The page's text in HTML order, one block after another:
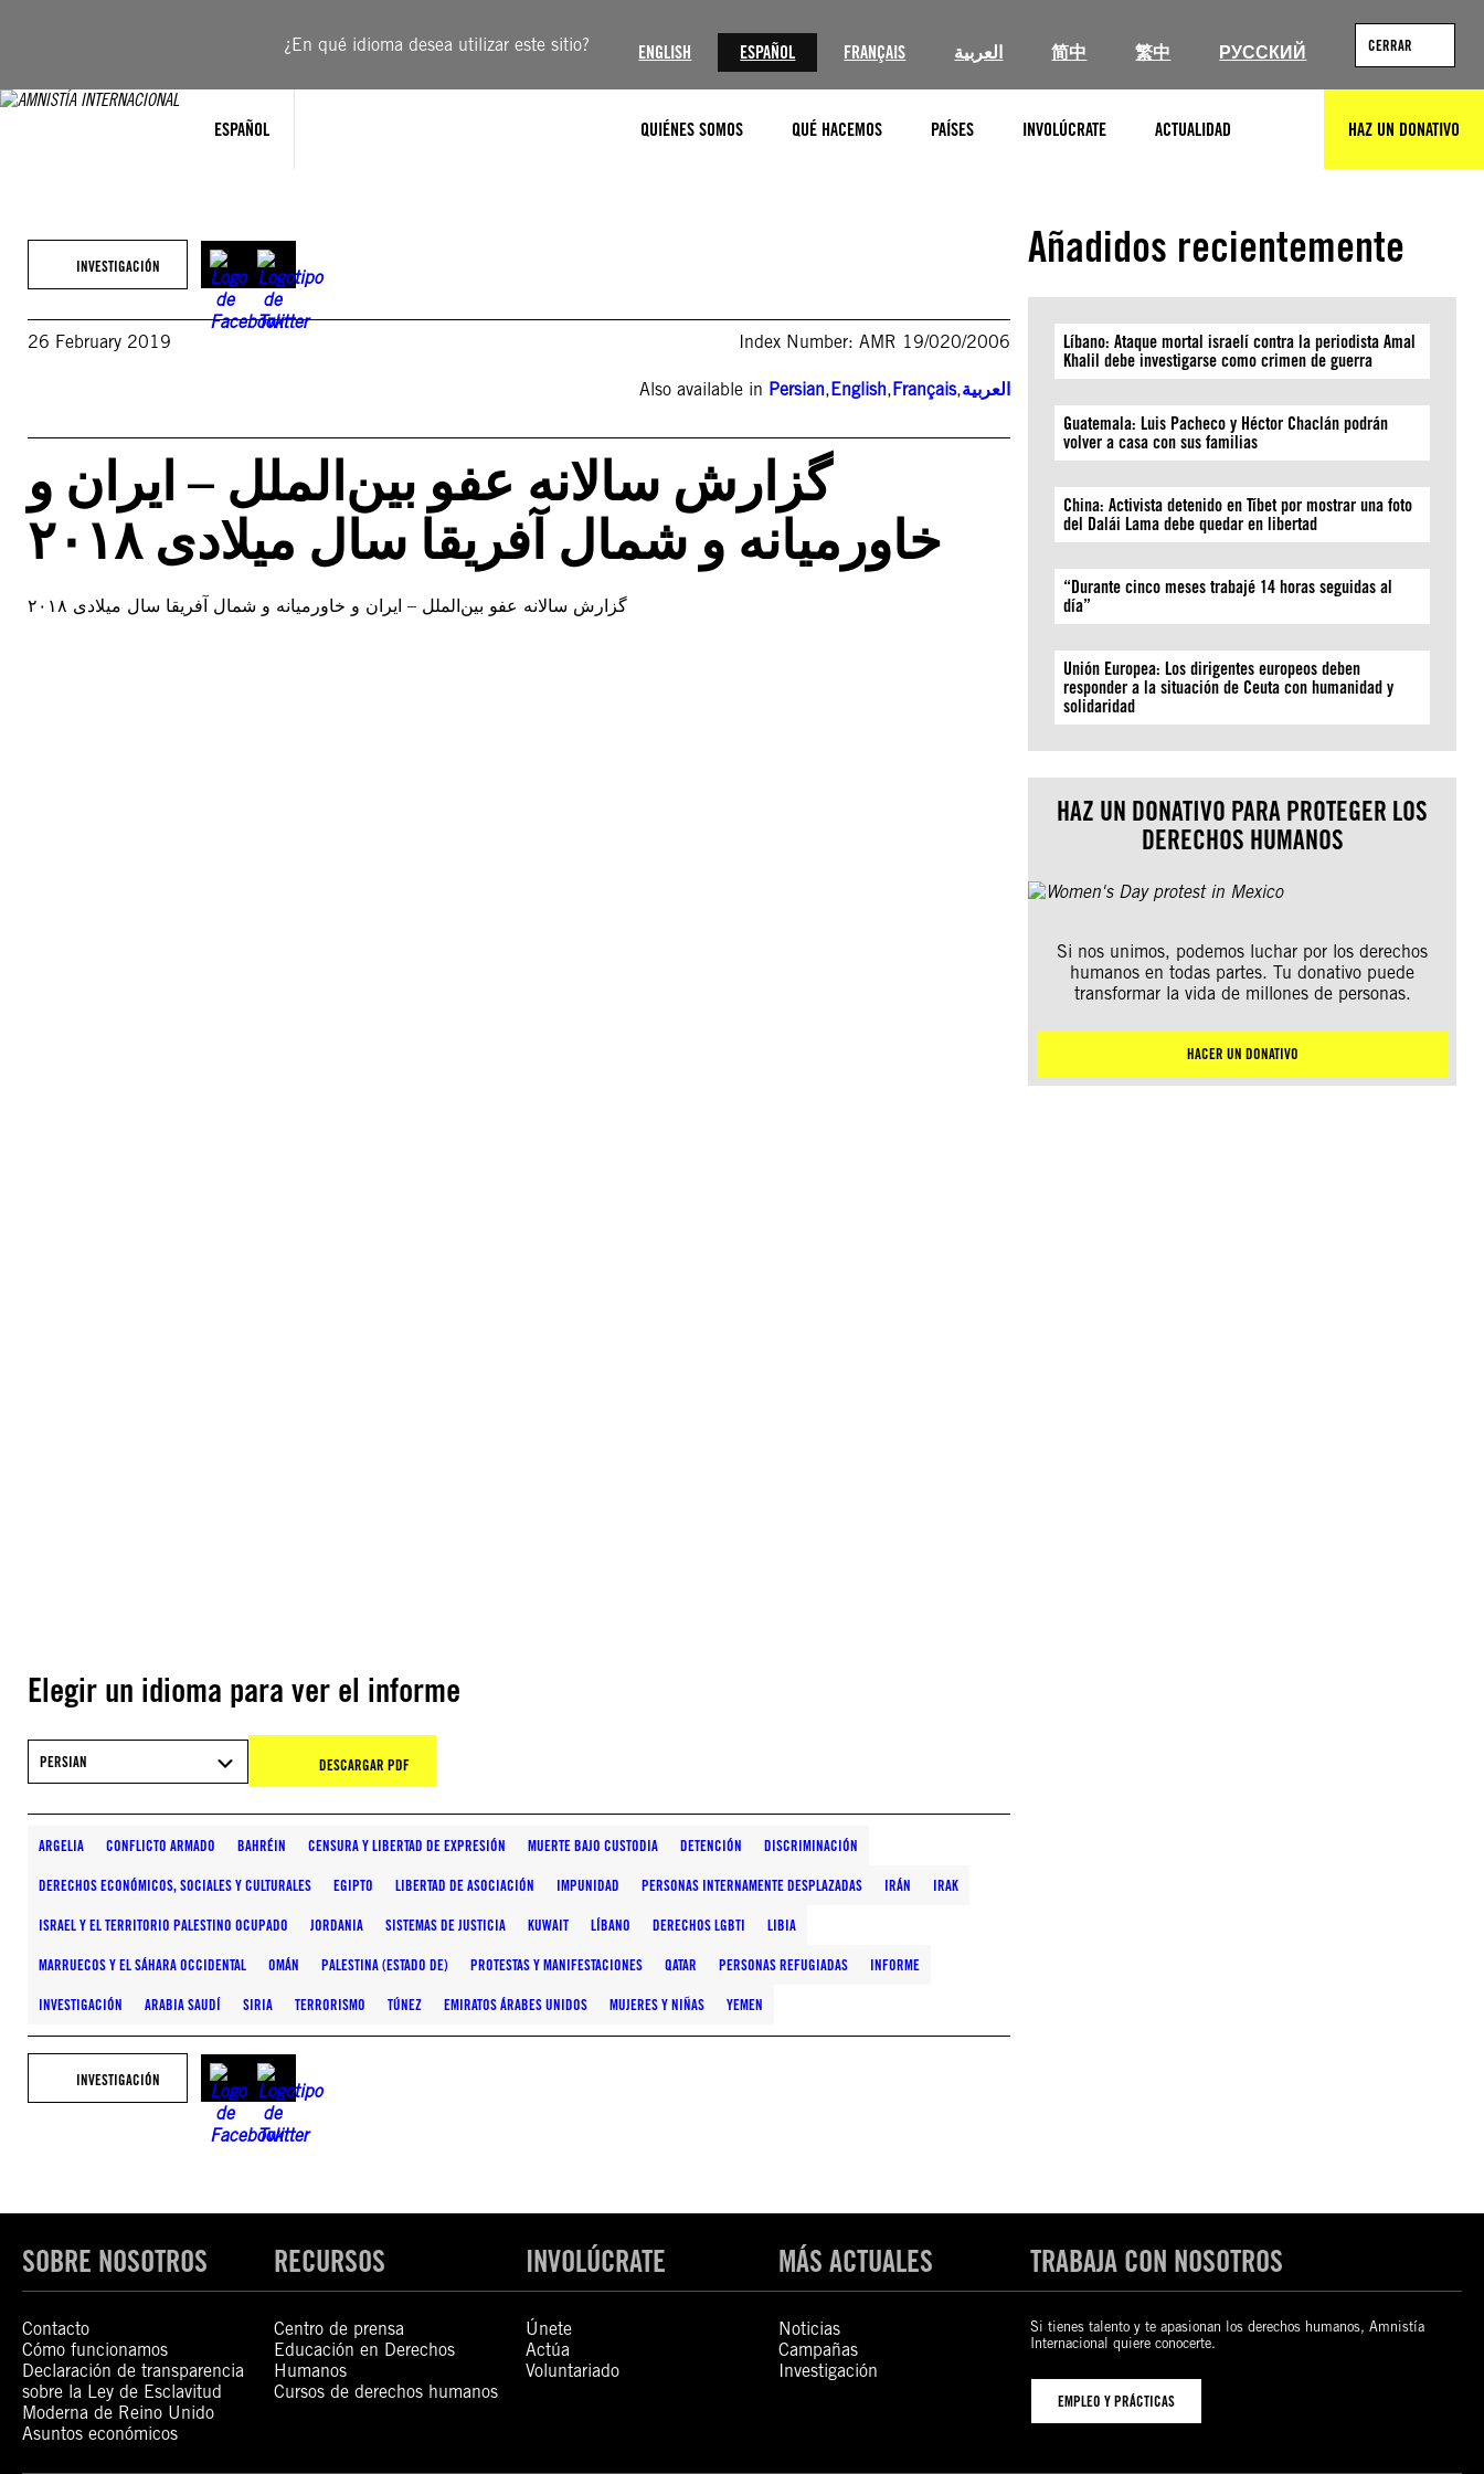
¿En qué idioma desea utilizar este sitio? ENGLISH ESPAÑOL FRANÇAIS العربية 简中 繁中 РУССКИЙ CERRAR
ESPAÑOL QUIÉNES SOMOS QUÉ HACEMOS PAÍSES INVOLÚCRATE ACTUALIDAD HAZ UN DONATIVO
INVESTIGACIÓN
26 February 2019 Index Number: AMR 19/020/2006
Also available in Persian,English,Français,العربية
گزارش سالانه عفو بین‌الملل – ایران و
خاورمیانه و شمال آفریقا سال میلادی ۲۰۱۸
گزارش سالانه عفو بین‌الملل – ایران و خاورمیانه و شمال آفریقا سال میلادی ۲۰۱۸
Elegir un idioma para ver el informe
PERSIAN DESCARGAR PDF
ARGELIA CONFLICTO ARMADO BAHRÉIN CENSURA Y LIBERTAD DE EXPRESIÓN MUERTE BAJO CUSTODIA DETENCIÓN DISCRIMINACIÓN
DERECHOS ECONÓMICOS, SOCIALES Y CULTURALES EGIPTO LIBERTAD DE ASOCIACIÓN IMPUNIDAD PERSONAS INTERNAMENTE DESPLAZADAS IRÁN IRAK
ISRAEL Y EL TERRITORIO PALESTINO OCUPADO JORDANIA SISTEMAS DE JUSTICIA KUWAIT LÍBANO DERECHOS LGBTI LIBIA
MARRUECOS Y EL SÁHARA OCCIDENTAL OMÁN PALESTINA (ESTADO DE) PROTESTAS Y MANIFESTACIONES QATAR PERSONAS REFUGIADAS INFORME
INVESTIGACIÓN ARABIA SAUDÍ SIRIA TERRORISMO TÚNEZ EMIRATOS ÁRABES UNIDOS MUJERES Y NIÑAS YEMEN
INVESTIGACIÓN
Añadidos recientemente
Líbano: Ataque mortal israelí contra la periodista Amal
Khalil debe investigarse como crimen de guerra
Guatemala: Luis Pacheco y Héctor Chaclán podrán
volver a casa con sus familias
China: Activista detenido en Tíbet por mostrar una foto
del Dalái Lama debe quedar en libertad
“Durante cinco meses trabajé 14 horas seguidas al
día”
Unión Europea: Los dirigentes europeos deben
responder a la situación de Ceuta con humanidad y
solidaridad
HAZ UN DONATIVO PARA PROTEGER LOS
DERECHOS HUMANOS
Si nos unimos, podemos luchar por los derechos
humanos en todas partes. Tu donativo puede
transformar la vida de millones de personas.
HACER UN DONATIVO
SOBRE NOSOTROS
Contacto
Cómo funcionamos
Declaración de transparencia
sobre la Ley de Esclavitud
Moderna de Reino Unido
Asuntos económicos
RECURSOS
Centro de prensa
Educación en Derechos
Humanos
Cursos de derechos humanos
INVOLÚCRATE
Únete
Actúa
Voluntariado
MÁS ACTUALES
Noticias
Campañas
Investigación
TRABAJA CON NOSOTROS
Si tienes talento y te apasionan los derechos humanos, Amnistía
Internacional quiere conocerte.
EMPLEO Y PRÁCTICAS